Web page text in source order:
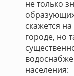
не только
скажется
городе, но
населения: